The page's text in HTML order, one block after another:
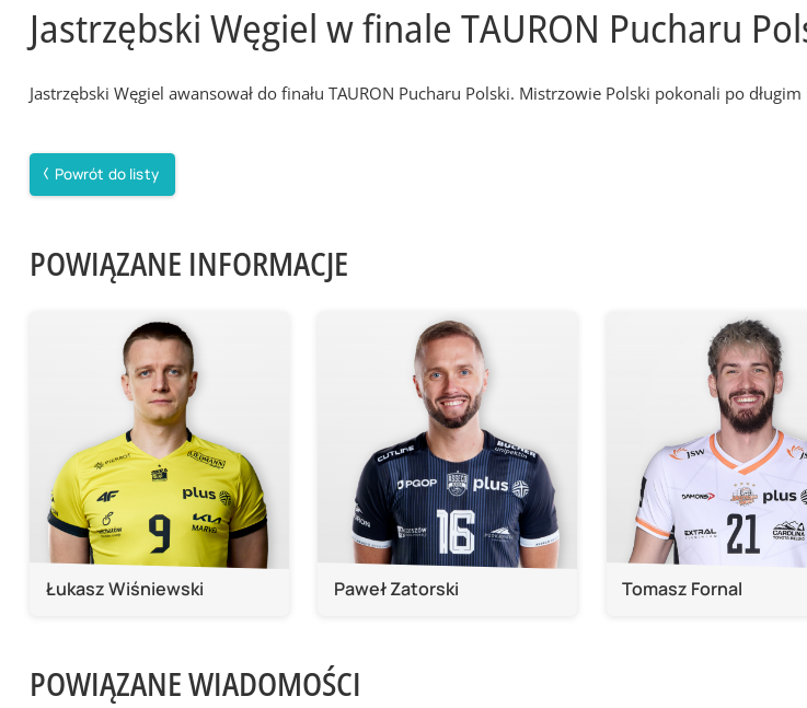
Jastrzębski Węgiel w finale TAURON Pucharu
Jastrzębski Węgiel awansował do finału TAURON Pucharu Polski. Mistrzowie Polski pokonali po
Powrót do listy
POWIĄZANE INFORMACJE
Łukasz Wiśniewski Paweł Zatorski Tomasz Fornal
POWIĄZANE WIADOMOŚCI